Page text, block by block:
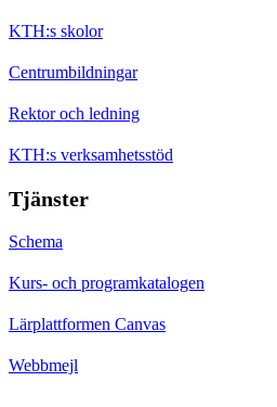
KTH:s skolor
Centrumbildningar
Rektor och ledning
KTH:s verksamhetsstöd
Tjänster
Schema
Kurs- och programkatalogen
Lärplattformen Canvas
Webbmejl